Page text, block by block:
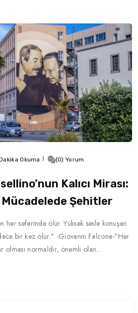
Gezilecek Yer
Roma
Okuma (0) Yorum
Kalıcı Mirası:
Mücadelede Şehitler
her seferinde ölür. Yüksek sesle konuşan
bir kez ölür." -Giovanni Falcone-"Her
olması normaldir, önemli olan…